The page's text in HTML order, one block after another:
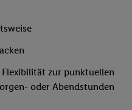
zur punktuellen
oder Abendstunden